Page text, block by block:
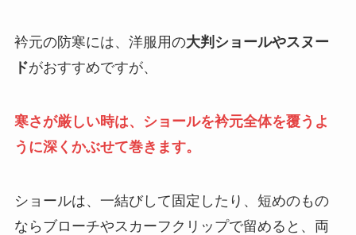
衿元の防寒には、洋服用の大判ショールやスヌー
ドがおすすめですが、
寒さが厳しい時は、ショールを衿元全体を覆うよ
うに深くかぶせて巻きます。
ショールは、一結びして固定したり、短めのもの
ならブローチやスカーフクリップで留めると、両